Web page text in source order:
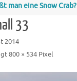
man eine Snow Crab?
33
2014
800 × 534 Pixel